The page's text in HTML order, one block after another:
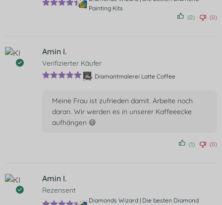
Painting Kits
(0) (0)
Amin I.
Verifizierter Käufer
Diamantmalerei Latte Coffee
Meine Frau ist zufrieden damit. Arbeite noch
daran. Wir werden es in unserer Kaffeeecke
aufhängen 😄
(1) (0)
Amin I.
Rezensent
Diamonds Wizard | Die besten Diamond